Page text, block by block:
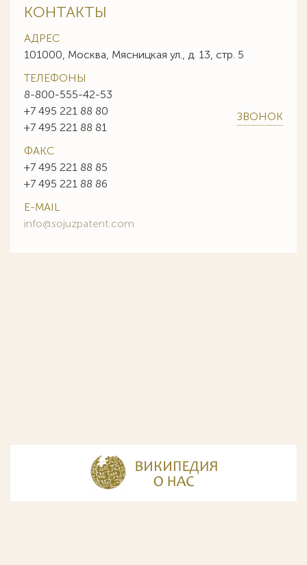
КОНТАКТЫ
АДРЕС
101000, Москва, Мясницкая ул., д. 13, стр. 5
ТЕЛЕФОНЫ
8-800-555-42-53
+7 495 221 88 80
+7 495 221 88 81
ЗВОНОК
ФАКС
+7 495 221 88 85
+7 495 221 88 86
E-MAIL
info@sojuzpatent.com